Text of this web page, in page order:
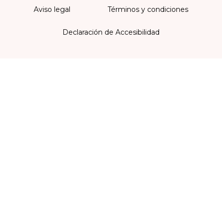
Aviso legal Términos y condiciones
Declaración de Accesibilidad